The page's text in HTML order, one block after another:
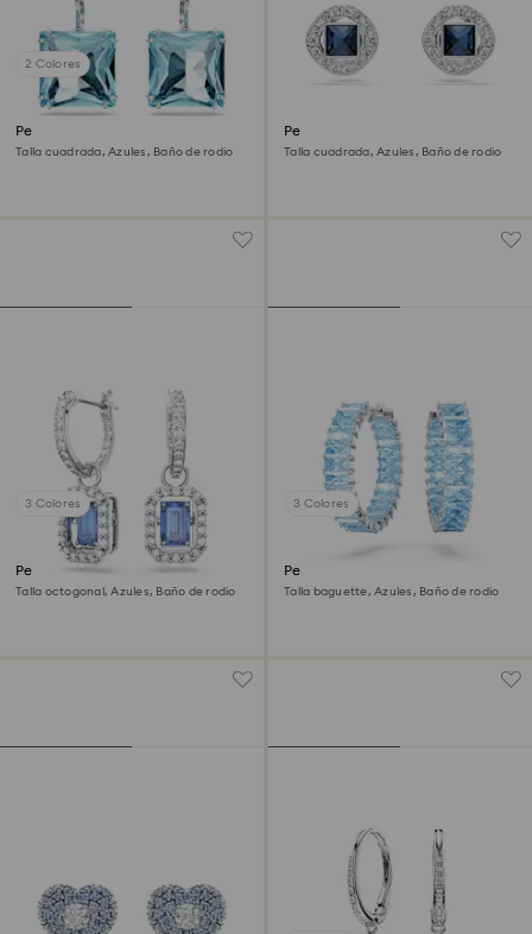
2 Colores
Pendientes Millenia
Talla cuadrada, Azules, Baño de rodio
Pendientes de botón Una
Angelic
Talla cuadrada, Azules, Baño de rodio
3 Colores
Pendientes Una
Talla octogonal, Azules, Baño de rodio
3 Colores
Pendientes de aro Matrix
Talla baguette, Azules, Baño de rodio